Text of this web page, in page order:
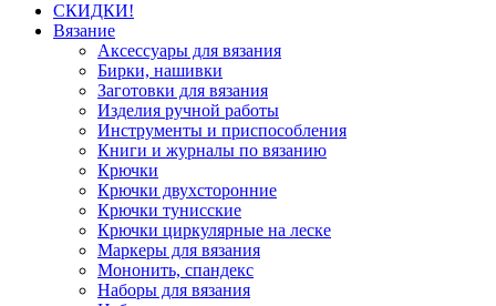
СКИДКИ!
Вязание
Аксессуары для вязания
Бирки, нашивки
Заготовки для вязания
Изделия ручной работы
Инструменты и приспособления
Книги и журналы по вязанию
Крючки
Крючки двухсторонние
Крючки тунисские
Крючки циркулярные на леске
Маркеры для вязания
Мононить, спандекс
Наборы для вязания